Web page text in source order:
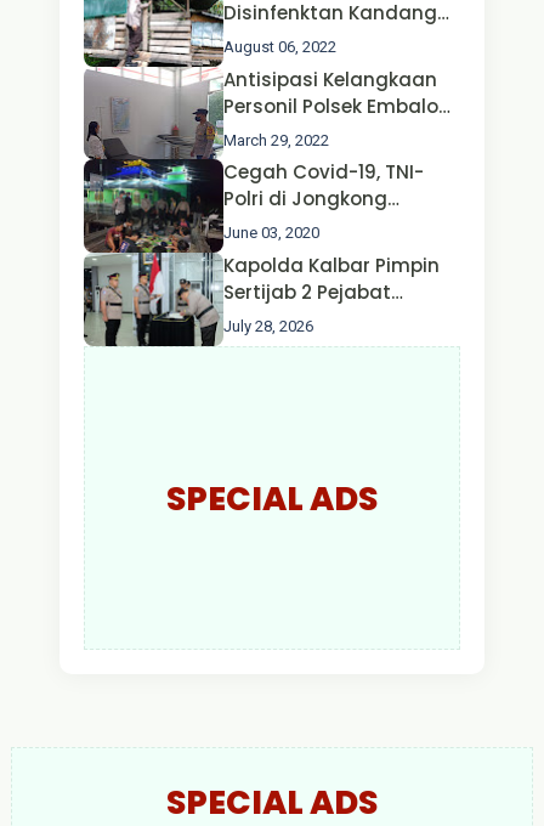
Disinfenktan Kandang
Ternak Kambing warga
Oleh Satgas Ops Aman
Nusa II Polda Kalbar*
August 06, 2022
Antisipasi Kelangkaan
Personil Polsek Embaloh
Hulu Gencar Lakukan
Pengecekan Oksigen
March 29, 2022
Cegah Covid-19, TNI-
Polri di Jongkong
Himbau Masyarakat
Jangan Kumpul Hinga
Larut Malam.
June 03, 2020
Kapolda Kalbar Pimpin
Sertijab 2 Pejabat
Utama dan 7 Kapolres,
AKBP Wisnu Perdana
July 28, 2026
SPECIAL ADS
SPECIAL ADS